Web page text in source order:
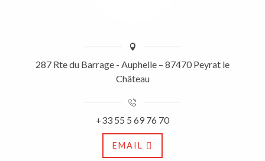
287 Rte du Barrage - Auphelle – 87470 Peyrat le
Château
+33 55 5 69 76 70
EMAIL